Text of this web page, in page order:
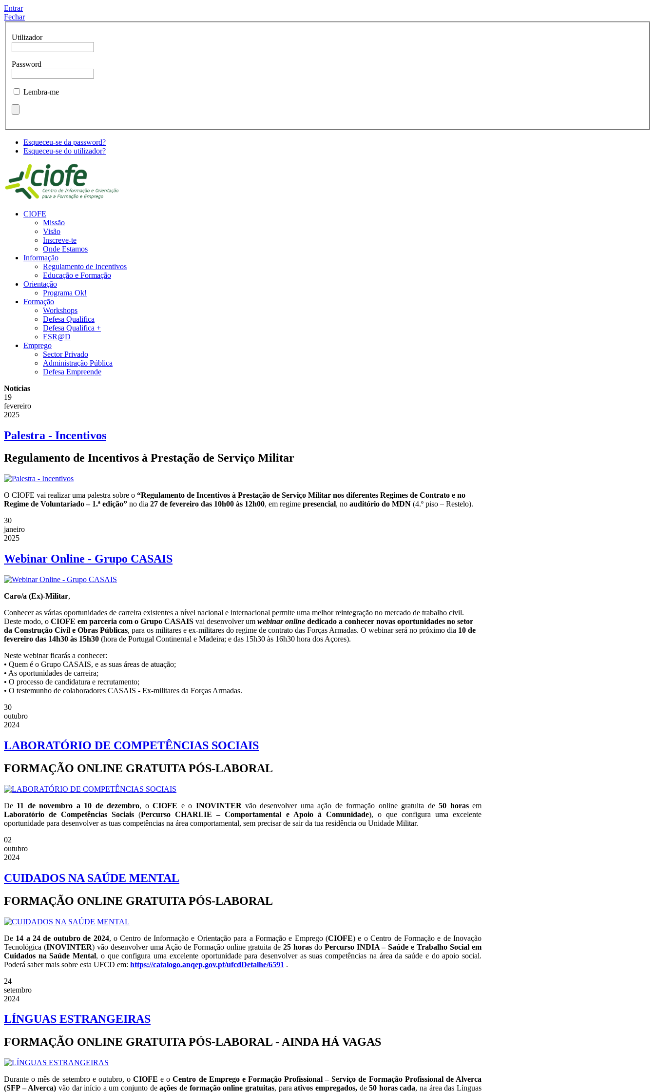
Entrar
Fechar
Utilizador
Password
Lembra-me
Esqueceu-se da password?
Esqueceu-se do utilizador?
CIOFE
Missão
Visão
Inscreve-te
Onde Estamos
Informação
Regulamento de Incentivos
Educação e Formação
Orientação
Programa Ok!
Formação
Workshops
Defesa Qualifica
Defesa Qualifica +
ESR@D
Emprego
Sector Privado
Administração Pública
Defesa Empreende
Notícias
19
fevereiro
2025
Palestra - Incentivos
Regulamento de Incentivos à Prestação de Serviço Militar
O CIOFE vai realizar uma palestra sobre o “Regulamento de Incentivos à Prestação de Serviço Militar nos diferentes Regimes de Contrato e no
Regime de Voluntariado – 1.ª edição” no dia 27 de fevereiro das 10h00 às 12h00, em regime presencial, no auditório do MDN (4.º piso – Restelo).
30
janeiro
2025
Webinar Online - Grupo CASAIS
Caro/a (Ex)-Militar,
Conhecer as várias oportunidades de carreira existentes a nível nacional e internacional permite uma melhor reintegração no mercado de trabalho civil.
Deste modo, o CIOFE em parceria com o Grupo CASAIS vai desenvolver um webinar online dedicado a conhecer novas oportunidades no setor
da Construção Civil e Obras Públicas, para os militares e ex-militares do regime de contrato das Forças Armadas. O webinar será no próximo dia 10 de
fevereiro das 14h30 às 15h30 (hora de Portugal Continental e Madeira; e das 15h30 às 16h30 hora dos Açores).
Neste webinar ficarás a conhecer:
• Quem é o Grupo CASAIS, e as suas áreas de atuação;
• As oportunidades de carreira;
• O processo de candidatura e recrutamento;
• O testemunho de colaboradores CASAIS - Ex-militares da Forças Armadas.
30
outubro
2024
LABORATÓRIO DE COMPETÊNCIAS SOCIAIS
FORMAÇÃO ONLINE GRATUITA PÓS-LABORAL
De 11 de novembro a 10 de dezembro, oCIOFE e o INOVINTER vão desenvolver uma ação de formação online gratuita de50 horasem
Laboratório de Competências Sociais (Percurso CHARLIE – Comportamental e Apoio à Comunidade), o que configura uma excelente
oportunidade para desenvolver as tuas competências na área comportamental, sem precisar de sair da tua residência ou Unidade Militar.
02
outubro
2024
CUIDADOS NA SAÚDE MENTAL
FORMAÇÃO ONLINE GRATUITA PÓS-LABORAL
De 14 a 24 de outubro de 2024, o Centro de Informação e Orientação para a Formação e Emprego (CIOFE) e o Centro de Formação e de Inovação
Tecnológica (INOVINTER) vão desenvolver uma Ação de Formação online gratuita de 25 horasdo Percurso INDIA – Saúde e Trabalho Social em
Cuidados na Saúde Mental, o que configura uma excelente oportunidade para desenvolver as suas competências na área da saúde e do apoio social.
Poderá saber mais sobre esta UFCD em: https://catalogo.anqep.gov.pt/ufcdDetalhe/6591 .
24
setembro
2024
LÍNGUAS ESTRANGEIRAS
FORMAÇÃO ONLINE GRATUITA PÓS-LABORAL - AINDA HÁ VAGAS
Durante o mês de setembro e outubro, oCIOFE e oCentro de Emprego e Formação Profissional – Serviço de Formação Profissional de Alverca
(SFP – Alverca) vão dar início a um conjunto deações de formação online gratuitas, paraativos empregados,de50 horas cada, na área das Línguas